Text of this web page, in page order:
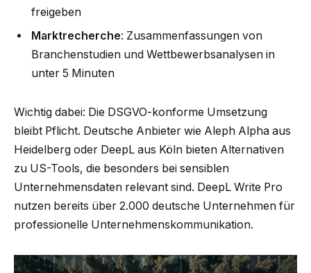
freigeben
Marktrecherche: Zusammenfassungen von
Branchenstudien und Wettbewerbsanalysen in
unter 5 Minuten
Wichtig dabei: Die DSGVO-konforme Umsetzung
bleibt Pflicht. Deutsche Anbieter wie Aleph Alpha aus
Heidelberg oder DeepL aus Köln bieten Alternativen
zu US-Tools, die besonders bei sensiblen
Unternehmensdaten relevant sind. DeepL Write Pro
nutzen bereits über 2.000 deutsche Unternehmen für
professionelle Unternehmenskommunikation.